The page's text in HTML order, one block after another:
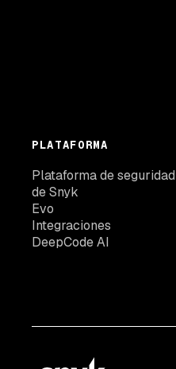
PLATAFORMA
Plataforma de
de Snyk
Evo
Integraciones
DeepCode AI